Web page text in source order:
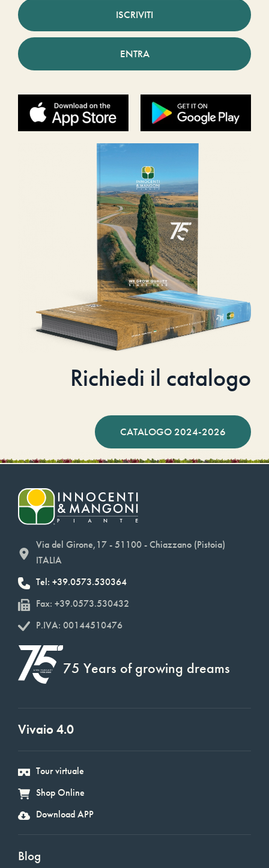
ISCRIVITI
ENTRA
Richiedi il catalogo
CATALOGO 2024-2026
Via del Girone,17 - 51100 - Chiazzano (Pistoia)
ITALIA
Tel: +39.0573.530364
Fax: +39.0573.530432
P.IVA: 00144510476
75 Years of growing dreams
Vivaio 4.0
Tour virtuale
Shop Online
Download APP
Blog